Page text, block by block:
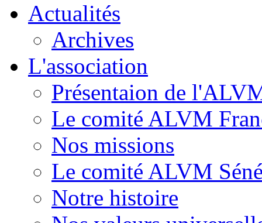
Actualités
Archives
L'association
Présentaion de
Le comité ALVM
Nos missions
Le comité ALVM
Notre histoire